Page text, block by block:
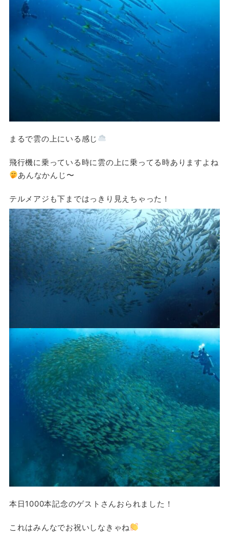
まるで雲の上にいる感じ
飛行機に乗っている時に雲の上に乗ってる時ありますよね
あんなかんじ〜
テルメアジも下まではっきり見えちゃった！
本日1000本記念のゲストさんおられました！
これはみんなでお祝いしなきゃね